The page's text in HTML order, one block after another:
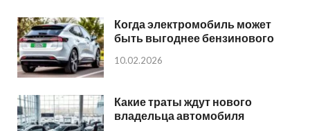
Когда электромобиль может
быть выгоднее бензинового
10.02.2026
Какие траты ждут нового
владельца автомобиля